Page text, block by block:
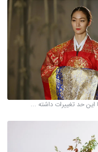
این حد تغییرات داشته ...